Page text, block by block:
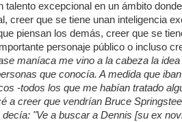
talento excepcional en un ámbito
creer que se tiene unan inteligencia
piensan los demás, creer que se
personaje público o incluso
maníaca me vino a la cabeza la
que conocía. A medida que
-todos los que me habían tratado
a creer que vendrían Bruce
"Ve a buscar a Dennis [su ex